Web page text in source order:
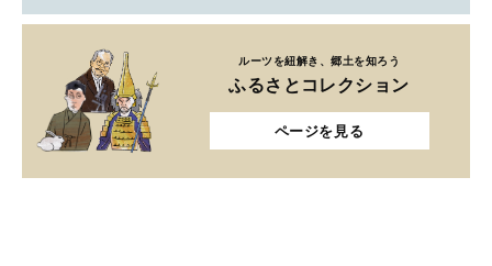
ルーツを紐解き、郷土を知ろう
ふるさとコレクション
ページを見る